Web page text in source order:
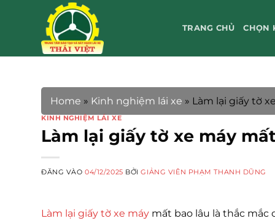
TRANG CHỦ CHỌN
Home » Kinh nghiệm lái xe » Làm lại giấy tờ
KINH NGHIỆM LÁI XE
Làm lại giấy tờ xe máy
ĐĂNG VÀO04/12/2025 BỞIGIẢNG VIÊN PHẠM THANH DŨNG
Làm lại giấy tờ xe máy mất bao lâu là thắc mắc